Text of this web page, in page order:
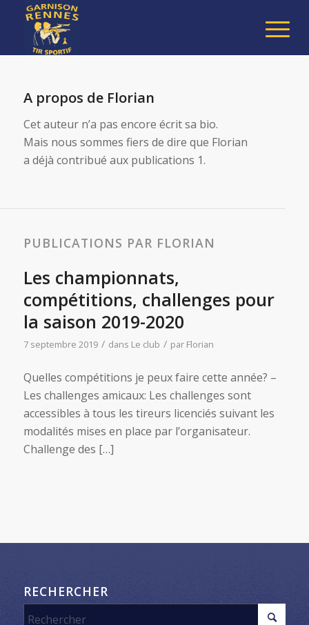
A propos de Florian
Cet auteur n’a pas encore écrit sa bio.
Mais nous sommes fiers de dire que Florian
a déjà contribué aux publications 1.
PUBLICATIONS PAR FLORIAN
Les championnats,
compétitions, challenges pour
la saison 2019-2020
7 septembre 2019 / dans Le club / par Florian
Quelles compétitions je peux faire cette année? –
Les challenges amicaux: Les challenges sont
accessibles à tous les tireurs licenciés suivant les
modalités mises en place par l’organisateur.
Challenge des […]
RECHERCHER